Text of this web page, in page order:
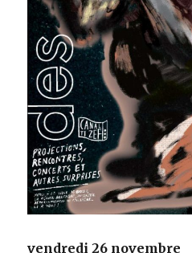
vendredi 26 novembre